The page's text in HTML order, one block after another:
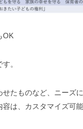
OK
。
せたものなど、ニーズ
は、カスタマイズ可能